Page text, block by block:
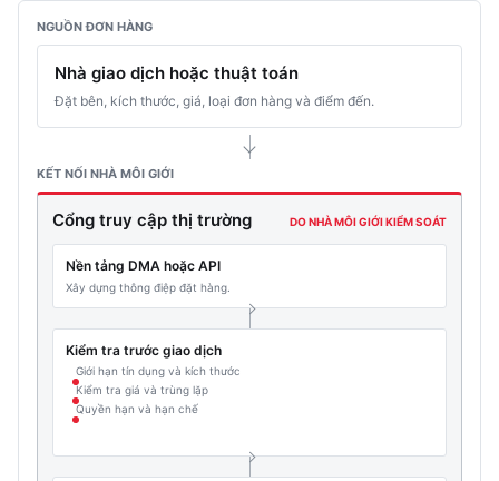
NGUỒN ĐƠN HÀNG
Nhà giao dịch hoặc thuật toán
Đặt bên, kích thước, giá, loại đơn hàng và điểm đến.
KẾT NỐI NHÀ MÔI GIỚI
Cổng truy cập thị trường DO NHÀ MÔI GIỚI KIỂM SOÁT
Nền tảng DMA hoặc API
Xây dựng thông điệp đặt hàng.
Kiểm tra trước giao dịch
Giới hạn tín dụng và kích thước
Kiểm tra giá và trùng lặp
Quyền hạn và hạn chế